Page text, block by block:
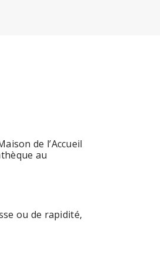
de l’Accueil
au
ou de rapidité,